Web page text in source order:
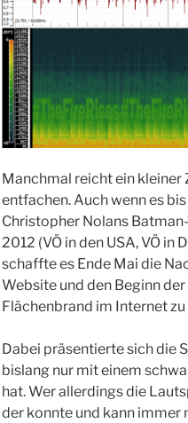
Manchmal reicht ein kleiner
entfachen. Auch wenn es
Christopher Nolans
2012 (VÖ in den USA, VÖ
schaffte es Ende Mai die
Website und den Beginn
Flächenbrand im Internet zu
Dabei präsentierte sich die
bislang nur mit einem
hat. Wer allerdings die
der konnte und kann immer